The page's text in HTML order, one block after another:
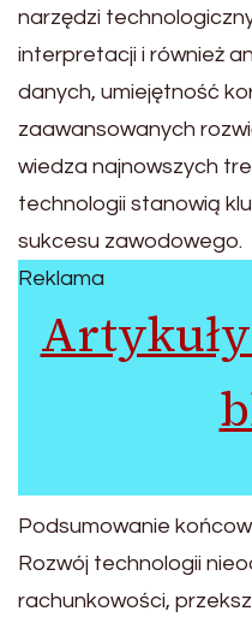
narzędzi
interpretacji i również
danych, umiejętność
zaawansowanych
wiedza najnowszych
technologii stanowią
sukcesu zawodowego.
Reklama
Podsumowanie
Rozwój technologii
rachunkowości,